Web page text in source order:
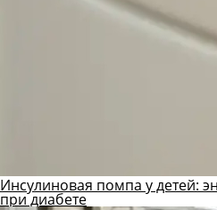
Инсулиновая помпа у детей:
при диабете